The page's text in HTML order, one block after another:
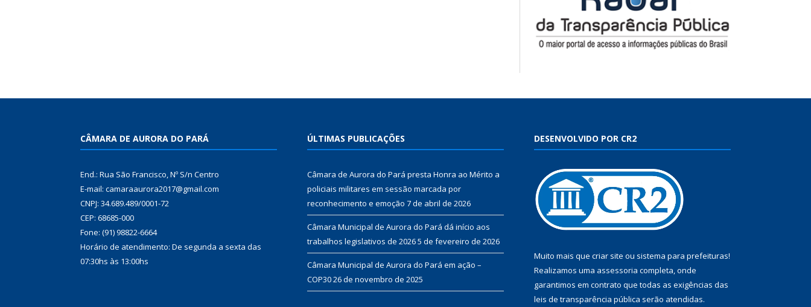
CÂMARA DE AURORA DO PARÁ
End.: Rua São Francisco, Nº S/n Centro
E-mail: camaraaurora2017@gmail.com
CNPJ: 34.689.489/0001-72
CEP: 68685-000
Fone: (91) 98822-6664
Horário de atendimento: De segunda a sexta das
07:30hs às 13:00hs
ÚLTIMAS PUBLICAÇÕES
Câmara de Aurora do Pará presta Honra ao Mérito a
policiais militares em sessão marcada por
reconhecimento e emoção 7 de abril de 2026
Câmara Municipal de Aurora do Pará dá início aos
trabalhos legislativos de 20265 de fevereiro de 2026
Câmara Municipal de Aurora do Pará em ação –
COP3026 de novembro de 2025
DESENVOLVIDO POR CR2
Muito mais que criar site ou sistema para prefeituras!
Realizamos uma assessoria completa, onde
garantimos em contrato que todas as exigências das
leis de transparência pública serão atendidas.